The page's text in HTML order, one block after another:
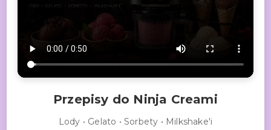
Przepisy do Ninja Creami
Lody • Gelato • Sorbety • Milkshake'i